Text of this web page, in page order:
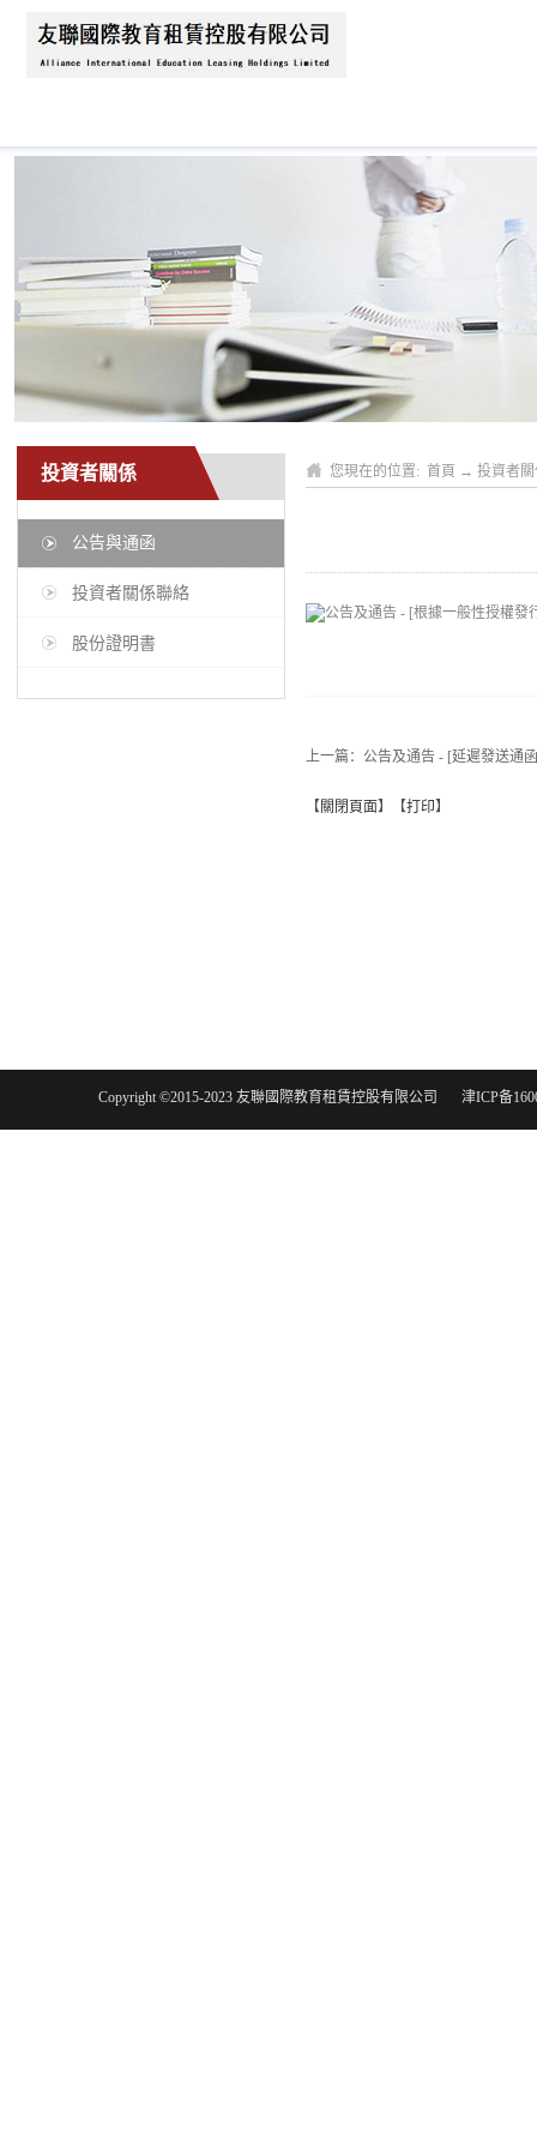
投資者關係
公告與通函
投資者關係聯絡
股份證明書
您現在的位置: 首頁 → 投資者
上一篇： 公告及通告 - [延遲發送通
【 關閉頁面】【打印】
Copyright ©2015-2023 友聯國際教育租賃控股有限公司 津ICP备